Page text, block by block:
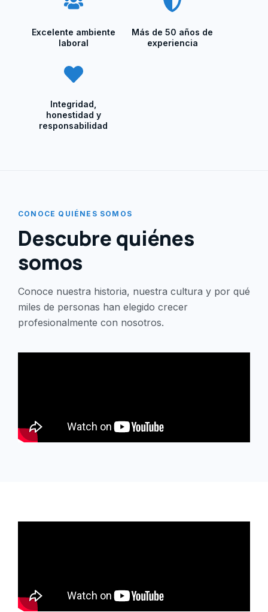
Excelente ambiente
laboral
Más de 50 años de
experiencia
Integridad,
honestidad y
responsabilidad
CONOCE QUIÉNES SOMOS
Descubre quiénes
somos
Conoce nuestra historia, nuestra cultura y por qué
miles de personas han elegido crecer
profesionalmente con nosotros.